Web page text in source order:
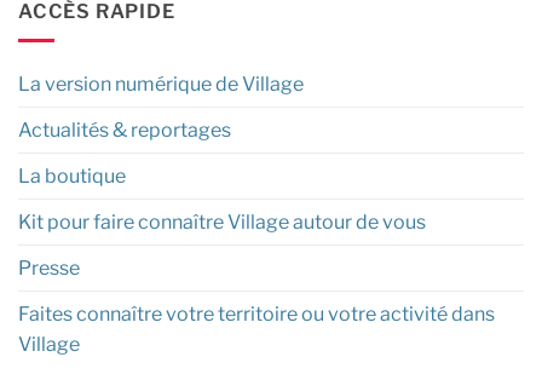
ACCÈS RAPIDE
La version numérique de Village
Actualités & reportages
La boutique
Kit pour faire connaître Village autour de vous
Presse
Faites connaître votre territoire ou votre activité dans
Village